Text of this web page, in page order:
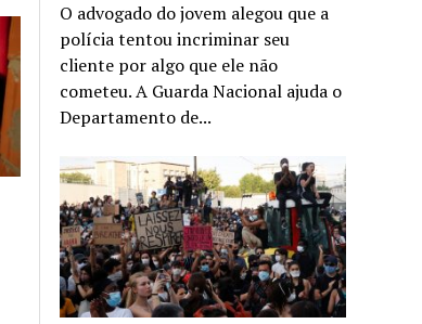
O advogado do jovem alegou que a
polícia tentou incriminar seu
cliente por algo que ele não
cometeu. A Guarda Nacional ajuda o
Departamento de...